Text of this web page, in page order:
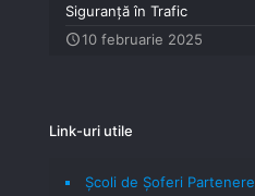
Siguranță în Trafic
10 februarie 2025
Link-uri utile
Școli de Șoferi Partenere